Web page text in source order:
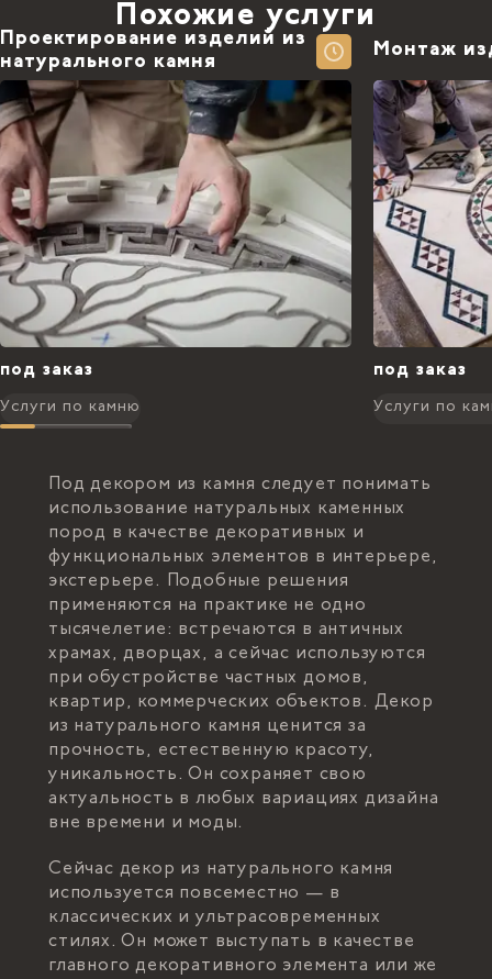
Похожие услуги
Проектирование изделий из
натурального камня
под заказ
Услуги по камню
Монтаж
под заказ
Услуги по
Под декором из камня следует понимать
использование натуральных каменных
пород в качестве декоративных и
функциональных элементов в интерьере,
экстерьере. Подобные решения
применяются на практике не одно
тысячелетие: встречаются в античных
храмах, дворцах, а сейчас используются
при обустройстве частных домов,
квартир, коммерческих объектов. Декор
из натурального камня ценится за
прочность, естественную красоту,
уникальность. Он сохраняет свою
актуальность в любых вариациях дизайна
вне времени и моды.
Сейчас декор из натурального камня
используется повсеместно — в
классических и ультрасовременных
стилях. Он может выступать в качестве
главного декоративного элемента или же